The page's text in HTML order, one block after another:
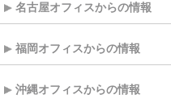
名古屋オフィスからの情報
福岡オフィスからの情報
沖縄オフィスからの情報